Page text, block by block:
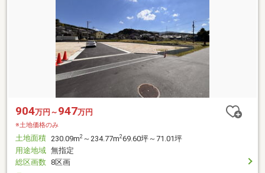
904万円～ 947万円
※土地価格のみ
土地面積 230.09m2 ～234.77m269.60坪～71.01坪
用途地域 無指定
総区画数 8区画